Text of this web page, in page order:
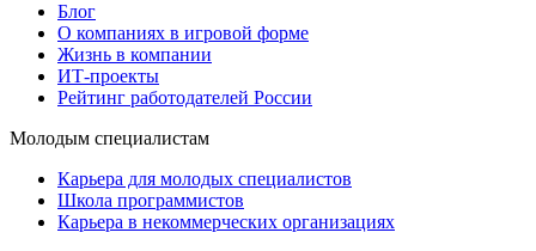
Блог
О компаниях в игровой форме
Жизнь в компании
ИТ-проекты
Рейтинг работодателей России
Молодым специалистам
Карьера для молодых специалистов
Школа программистов
Карьера в некоммерческих организациях